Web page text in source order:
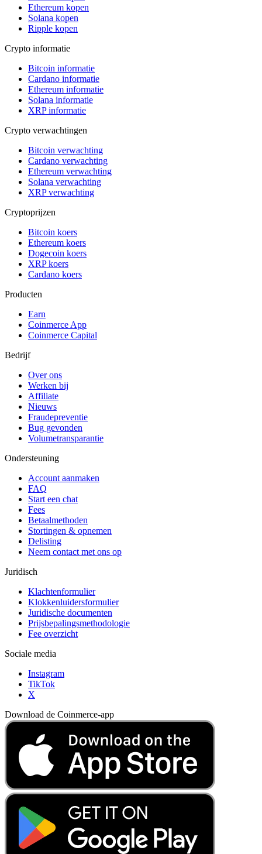
Ethereum kopen
Solana kopen
Ripple kopen
Crypto informatie
Bitcoin informatie
Cardano informatie
Ethereum informatie
Solana informatie
XRP informatie
Crypto verwachtingen
Bitcoin verwachting
Cardano verwachting
Ethereum verwachting
Solana verwachting
XRP verwachting
Cryptoprijzen
Bitcoin koers
Ethereum koers
Dogecoin koers
XRP koers
Cardano koers
Producten
Earn
Coinmerce App
Coinmerce Capital
Bedrijf
Over ons
Werken bij
Affiliate
Nieuws
Fraudepreventie
Bug gevonden
Volumetransparantie
Ondersteuning
Account aanmaken
FAQ
Start een chat
Fees
Betaalmethoden
Stortingen & opnemen
Delisting
Neem contact met ons op
Juridisch
Klachtenformulier
Klokkenluidersformulier
Juridische documenten
Prijsbepalingsmethodologie
Fee overzicht
Sociale media
Instagram
TikTok
X
Download de Coinmerce-app